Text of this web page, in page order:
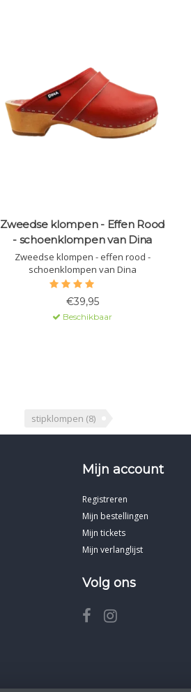
Zweedse klompen - Effen Rood
- schoenklompen van Dina
Zweedse klompen - effen rood -
schoenklompen van Dina
€39,95
Beschikbaar
stipklompen (8)
Mijn account
Registreren
Mijn bestellingen
Mijn tickets
Mijn verlanglijst
Volg ons